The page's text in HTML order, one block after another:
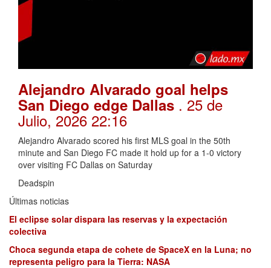
Alejandro Alvarado goal helps
San Diego edge Dallas . 25 de
Julio, 2026 22:16
Alejandro Alvarado scored his first MLS goal in the 50th
minute and San Diego FC made it hold up for a 1-0 victory
over visiting FC Dallas on Saturday
Deadspin
Últimas noticias
El eclipse solar dispara las reservas y la expectación
colectiva
Choca segunda etapa de cohete de SpaceX en la Luna; no
representa peligro para la Tierra: NASA